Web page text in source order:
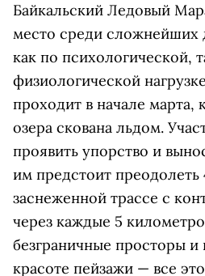
Байкальский Ледовый
место среди сложнейших
как по психологической,
физиологической
проходит в начале марта,
озера скована льдом.
проявить упорство и
им предстоит преодолеть
заснеженной трассе с
через каждые 5
безграничные просторы и
красоте пейзажи — все